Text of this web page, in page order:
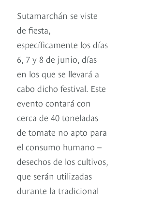
Sutamarchán se viste
de fiesta,
específicamente los días
6, 7 y 8 de junio, días
en los que se llevará a
cabo dicho festival. Este
evento contará con
cerca de 40 toneladas
de tomate no apto para
el consumo humano –
desechos de los cultivos,
que serán utilizadas
durante la tradicional